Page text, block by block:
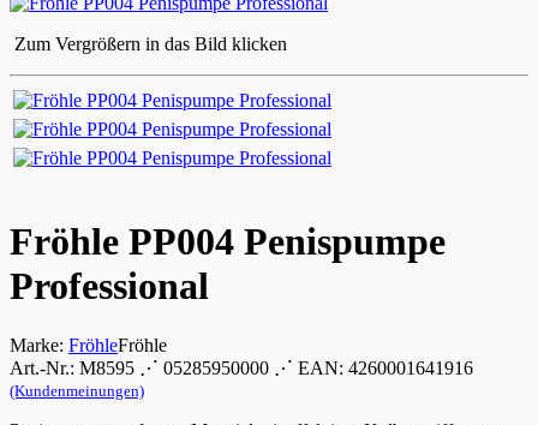
Zum Vergrößern in das Bild klicken
Fröhle PP004 Penispumpe
Professional
Marke: FröhleFröhle
Art.-Nr.: M8595 ⋰ 05285950000 ⋰ EAN: 4260001641916
(Kundenmeinungen)